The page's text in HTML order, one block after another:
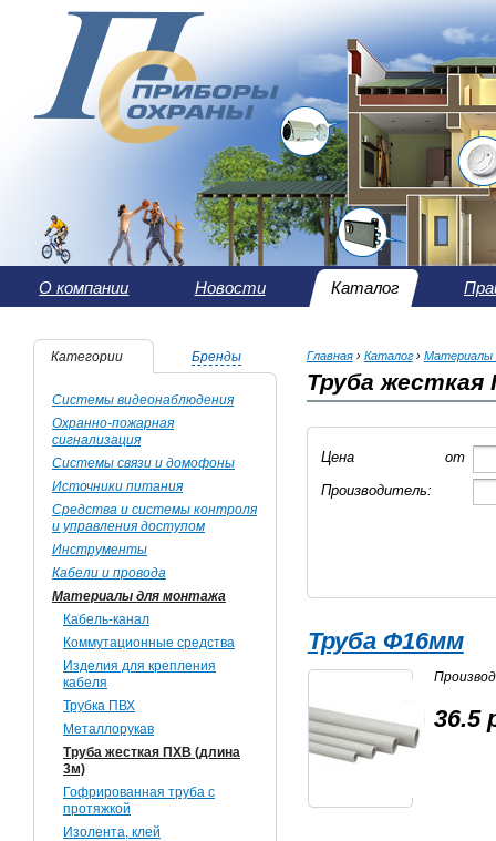
О компании Новости Каталог
Категории Бренды
Системы видеонаблюдения
Охранно-пожарная
сигнализация
Системы связи и домофоны
Источники питания
Средства и системы контроля
и управления доступом
Инструменты
Кабели и провода
Материалы для монтажа
Кабель-канал
Коммутационные средства
Изделия для крепления
кабеля
Трубка ПВХ
Металлорукав
Труба жесткая ПХВ (длина
3м)
Гофрированная труба с
протяжкой
Изолента, клей
Главная› Каталог› Материалы
Труба жесткая
от
Цена
Производитель:
Труба Ф16мм
36.5